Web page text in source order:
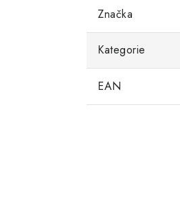
Značka
Kategorie
EAN